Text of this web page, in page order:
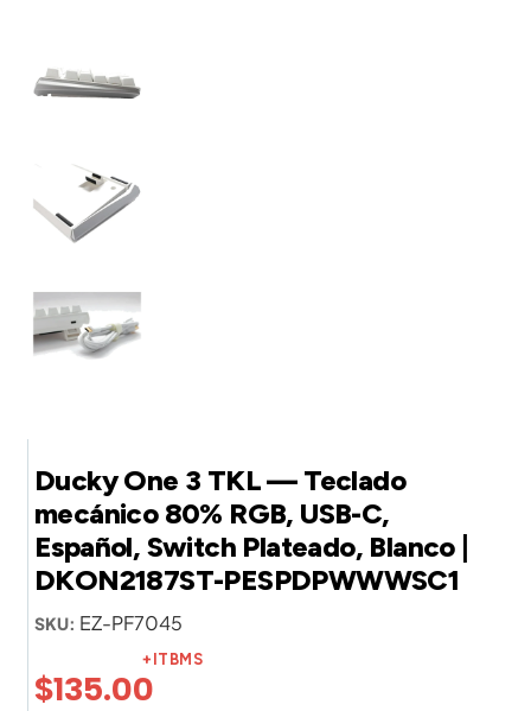
Ducky One 3 TKL — Teclado
mecánico 80% RGB, USB-C,
Español, Switch Plateado, Blanco |
DKON2187ST-PESPDPWWWSC1
SKU: EZ-PF7045
$135.00
+ITBMS